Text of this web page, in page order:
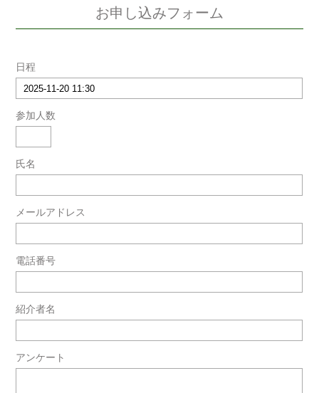
お申し込みフォーム
日程
参加人数
氏名
メールアドレス
電話番号
紹介者名
アンケート